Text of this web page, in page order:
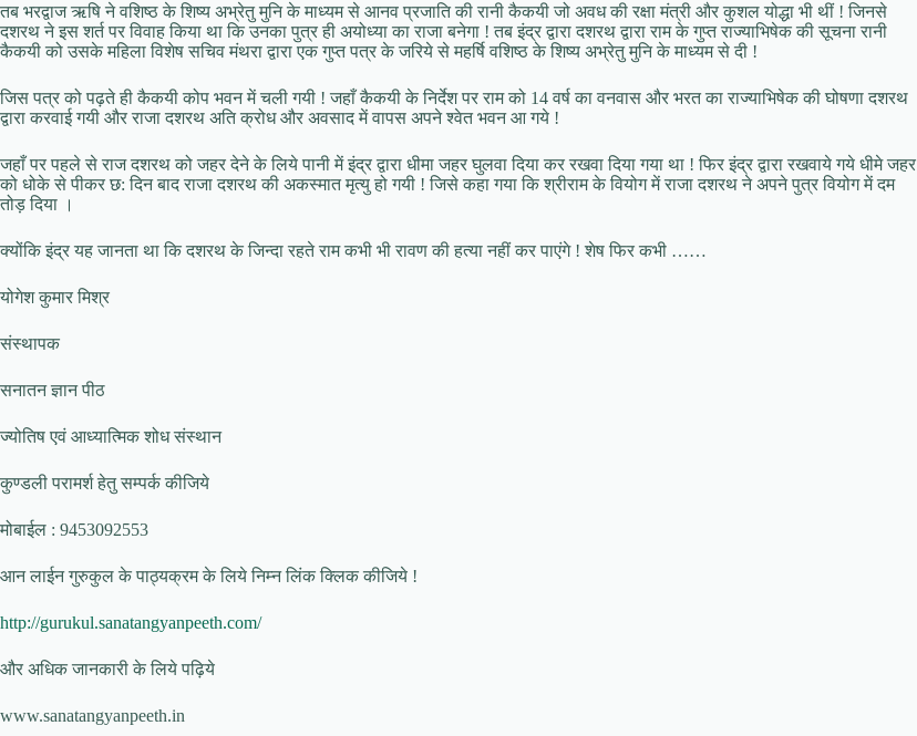
तब भरद्वाज ऋषि ने वशिष्ठ के शिष्य अभ्रेतु मुनि के माध्यम से आनव प्रजाति की रानी कैकयी जो अवध की रक्षा मंत्री और कुशल योद्धा भी थीं ! जिनसे
दशरथ ने इस शर्त पर विवाह किया था कि उनका पुत्र ही अयोध्या का राजा बनेगा ! तब इंद्र द्वारा दशरथ द्वारा राम के गुप्त राज्याभिषेक की सूचना रानी
कैकयी को उसके महिला विशेष सचिव मंथरा द्वारा एक गुप्त पत्र के जरिये से महर्षि वशिष्ठ के शिष्य अभ्रेतु मुनि के माध्यम से दी !
जिस पत्र को पढ़ते ही कैकयी कोप भवन में चली गयी ! जहाँ कैकयी के निर्देश पर राम को 14 वर्ष का वनवास और भरत का राज्याभिषेक की घोषणा दशरथ
द्वारा करवाई गयी और राजा दशरथ अति क्रोध और अवसाद में वापस अपने श्वेत भवन आ गये !
जहाँ पर पहले से राज दशरथ को जहर देने के लिये पानी में इंद्र द्वारा धीमा जहर घुलवा दिया कर रखवा दिया गया था ! फिर इंद्र द्वारा रखवाये गये धीमे जहर
को धोके से पीकर छ: दिन बाद राजा दशरथ की अकस्मात मृत्यु हो गयी ! जिसे कहा गया कि श्रीराम के वियोग में राजा दशरथ ने अपने पुत्र वियोग में दम
तोड़ दिया ।
क्योंकि इंद्र यह जानता था कि दशरथ के जिन्दा रहते राम कभी भी रावण की हत्या नहीं कर पाएंगे ! शेष फिर कभी ……
योगेश कुमार मिश्र
संस्थापक
सनातन ज्ञान पीठ
ज्योतिष एवं आध्यात्मिक शोध संस्थान
कुण्डली परामर्श हेतु सम्पर्क कीजिये
मोबाईल : 9453092553
आन लाईन गुरुकुल के पाठ्यक्रम के लिये निम्न लिंक क्लिक कीजिये !
http://gurukul.sanatangyanpeeth.com/
और अधिक जानकारी के लिये पढ़िये
www.sanatangyanpeeth.in